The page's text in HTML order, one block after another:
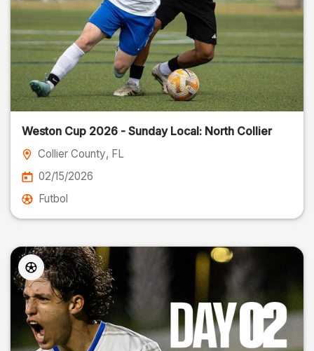
Weston Cup 2026 - Sunday Local: North Collier
Collier County, FL
02/15/2026
Futbol